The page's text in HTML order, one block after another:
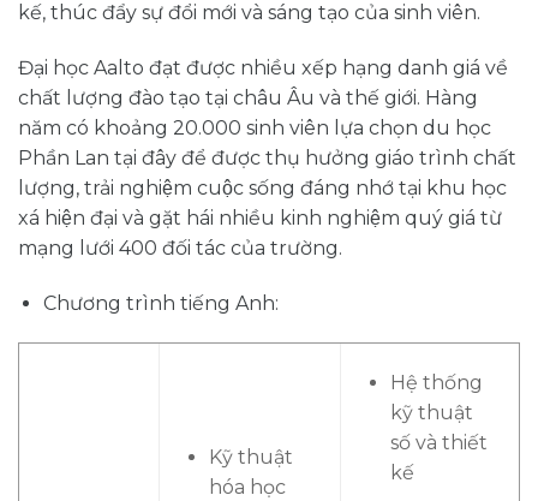
kế, thúc đẩy sự đổi mới và sáng tạo của sinh viên.
Đại học Aalto đạt được nhiều xếp hạng danh giá về
chất lượng đào tạo tại châu Âu và thế giới. Hàng
năm có khoảng 20.000 sinh viên lựa chọn du học
Phần Lan tại đây để được thụ hưởng giáo trình chất
lượng, trải nghiệm cuộc sống đáng nhớ tại khu học
xá hiện đại và gặt hái nhiều kinh nghiệm quý giá từ
mạng lưới 400 đối tác của trường.
Chương trình tiếng Anh:
Kỹ thuật
hóa học
Hệ thống
kỹ thuật
số và thiết
kế